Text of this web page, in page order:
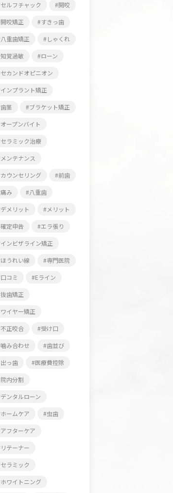
セルフチャック 開咬
開咬矯正 すきっ歯
八重歯矯正 しゃくれ
知覚過敏 ローン
セカンドオピニオン
インプラント矯正
歯茎 ブラケット矯正
オープンバイト
セラミック治療
メンテナンス
カウンセリング 前歯
痛み 八重歯
デメリット メリット
確定申告 エラ張り
インビザライン矯正
ほうれい線 専門医院
口コミ Eライン
抜歯矯正
ワイヤー矯正
不正咬合 受け口
噛み合わせ 歯並び
出っ歯 医療費控除
院内分割
デンタルローン
ホームケア 虫歯
アフターケア
リテーナー
セラミック
ホワイトニング